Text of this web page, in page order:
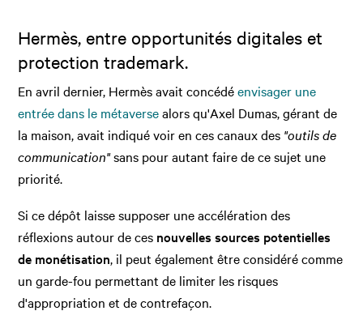
Hermès, entre opportunités digitales et
protection trademark.
En avril dernier, Hermès avait concédéenvisager une
entrée dans le métaversealors qu'Axel Dumas, gérant de
la maison, avait indiqué voir en ces canaux des "outils de
communication"sans pour autant faire de ce sujet une
priorité.
Si ce dépôt laisse supposer une accélération des
réflexions autour de ces nouvelles sources potentielles
de monétisation, il peut également être considéré comme
un garde-fou permettant de limiter les risques
d'appropriation et de contrefaçon.